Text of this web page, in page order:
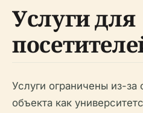
Услуги для
Услуги ограничены из-за
объекта как